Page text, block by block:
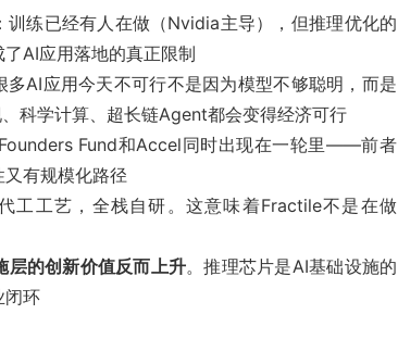
训练已经有人在做（Nvidia主导），但推理优化的
AI应用落地的真正限制
多AI应用今天不可行不是因为模型不够聪明，而是
科学计算、超长链Agent都会变得经济可行
Fund和Accel同时出现在一轮里——前者
有规模化路径
工工艺，全栈自研。这意味着Fractile不是在做
层的创新价值反而上升。推理芯片是AI基础设施的
闭环